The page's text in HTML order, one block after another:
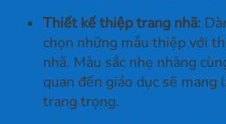
Thiết kế thiệp trang nhã:
chọn những mẫu thiệp với
nhã. Màu sắc nhẹ nhàng
quan đến giáo dục sẽ mang
trang trọng.